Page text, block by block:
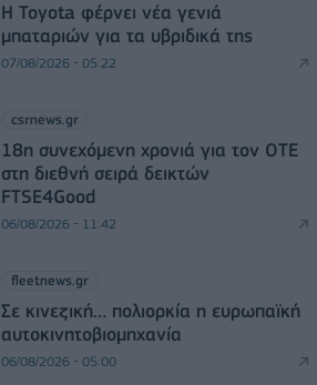
Η Toyota φέρνει νέα γενιά
μπαταριών για τα υβριδικά της
07/08/2026 - 05:22
csrnews.gr
18η συνεχόμενη χρονιά για τον ΟΤΕ
στη διεθνή σειρά δεικτών
FTSE4Good
06/08/2026 - 11:42
fleetnews.gr
Σε κινεζική… πολιορκία η ευρωπαϊκή
αυτοκινητοβιομηχανία
06/08/2026 - 05:00